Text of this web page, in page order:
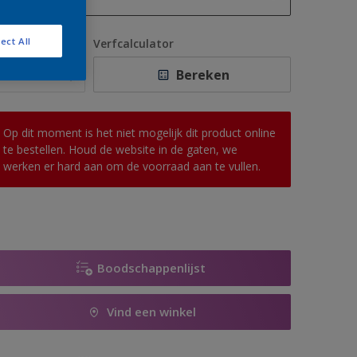
1 L
2,5 L
10 L
Verfcalculator
Bereken
Op dit moment is het niet mogelijk dit product online
te bestellen. Houd de website in de gaten, we
werken er hard aan om de voorraad aan te vullen.
Boodschappenlijst
Vind een winkel
All